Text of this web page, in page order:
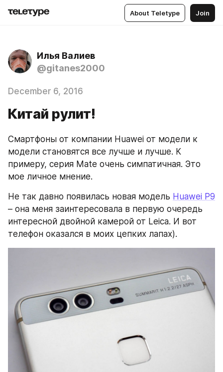
About Teletype Join
Илья Валиев
@gitanes2000
December 6, 2016
Китай рулит!
Смартфоны от компании Huawei от модели к
модели становятся все лучше и лучше. К
примеру, серия Mate очень симпатичная. Это
мое личное мнение.
Не так давно появилась новая модель Huawei P9
– она меня заинтересовала в первую очередь
интересной двойной камерой от Leica. И вот
телефон оказался в моих цепких лапах).